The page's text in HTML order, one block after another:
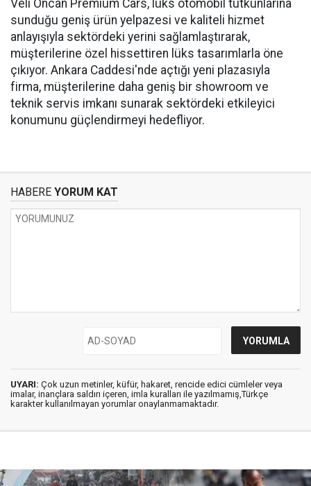
Veli Öncan Premium Cars, lüks otomobil tutkunlarına
sunduğu geniş ürün yelpazesi ve kaliteli hizmet
anlayışıyla sektördeki yerini sağlamlaştırarak,
müşterilerine özel hissettiren lüks tasarımlarla öne
çıkıyor. Ankara Caddesi'nde açtığı yeni plazasıyla
firma, müşterilerine daha geniş bir showroom ve
teknik servis imkanı sunarak sektördeki etkileyici
konumunu güçlendirmeyi hedefliyor.
HABERE YORUM KAT
UYARI: Çok uzun metinler, küfür, hakaret, rencide edici cümleler veya
imalar, inançlara saldırı içeren, imla kuralları ile yazılmamış,Türkçe
karakter kullanılmayan yorumlar onaylanmamaktadır.